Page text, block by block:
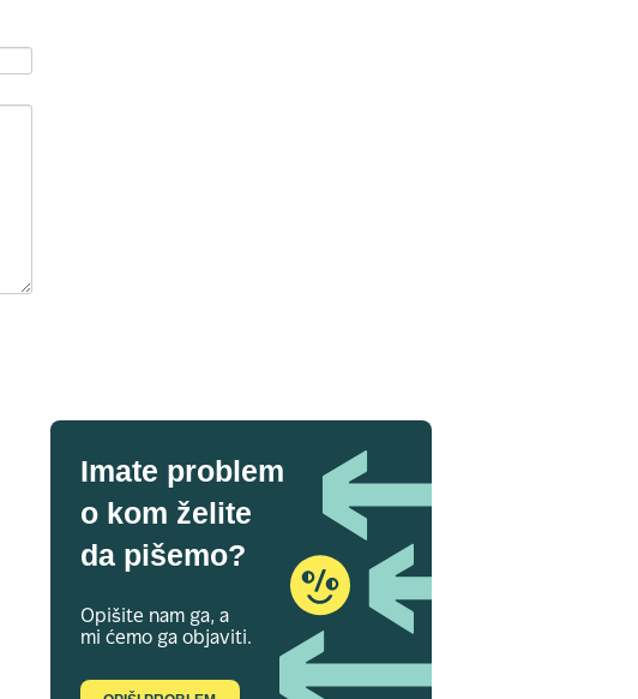
Imate problem
o kom želite
da pišemo?
Opišite nam ga, a
mi ćemo ga objaviti.